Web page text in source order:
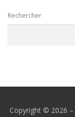
Rechercher
Copyright © 2026 –